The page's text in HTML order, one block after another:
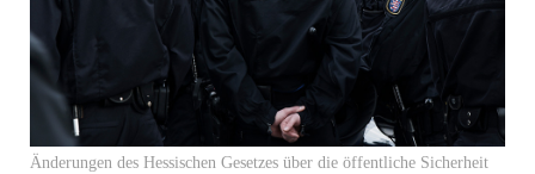
Änderungen des Hessischen Gesetzes über die öffentliche Sicherheit